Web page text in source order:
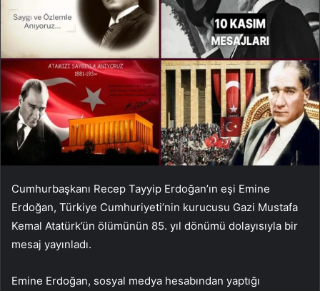
Cumhurbaşkanı Recep Tayyip Erdoğan’ın eşi Emine
Erdoğan, Türkiye Cumhuriyeti’nin kurucusu Gazi Mustafa
Kemal Atatürk’ün ölümünün 85. yıl dönümü dolayısıyla bir
mesaj yayınladı.
Emine Erdoğan, sosyal medya hesabından yaptığı